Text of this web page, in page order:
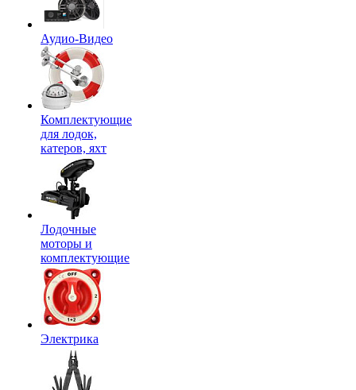
Аудио-Видео
Комплектующие
для лодок,
катеров, яхт
Лодочные
моторы и
комплектующие
Электрика